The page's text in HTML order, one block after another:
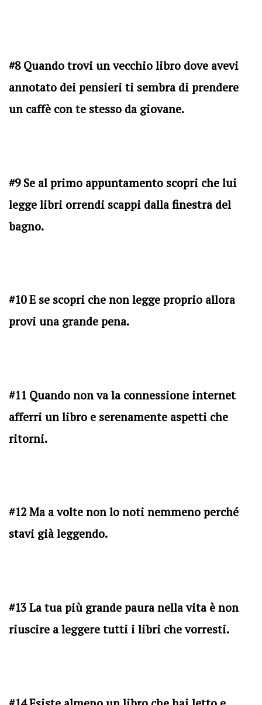
#8 Quando trovi un vecchio libro dove avevi
annotato dei pensieri ti sembra di prendere
un caffè con te stesso da giovane.
#9 Se al primo appuntamento scopri che lui
legge libri orrendi scappi dalla finestra del
bagno.
#10 E se scopri che non legge proprio allora
provi una grande pena.
#11 Quando non va la connessione internet
afferri un libro e serenamente aspetti che
ritorni.
#12 Ma a volte non lo noti nemmeno perché
stavi già leggendo.
#13 La tua più grande paura nella vita è non
riuscire a leggere tutti i libri che vorresti.